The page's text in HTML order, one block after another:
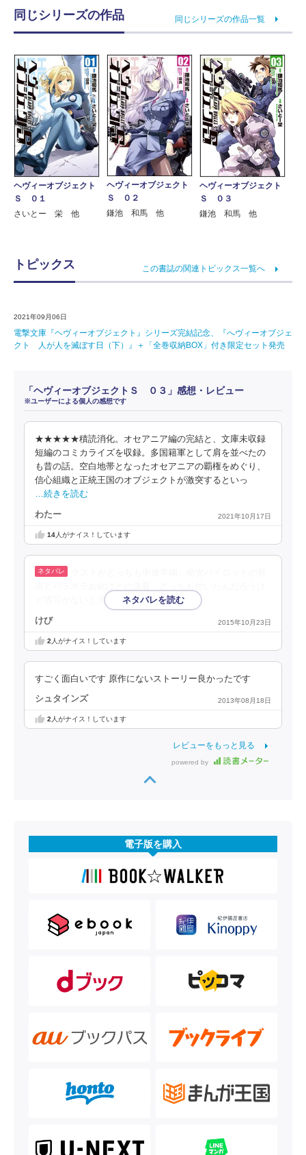
同じシリーズの作品 同じシリーズの作品一覧
ヘヴィーオブジェクト
Ｓ ０１
さいとー 栄 他
ヘヴィーオブジェクト
Ｓ ０２
鎌池 和馬 他
ヘヴィーオブジェクト
Ｓ ０３
鎌池 和馬 他
トピックス この書誌の関連トピックス一覧へ
2021年09月06日
電撃文庫『ヘヴィーオブジェクト』シリーズ完結記念、『へヴィーオブジェ
クト 人が人を滅ぼす日（下）』＋「全巻収納BOX」付き限定セット発売
「ヘヴィーオブジェクトＳ ０３」感想・レビュー
※ユーザーによる個人の感想です
★★★★★積読消化。オセアニア編の完結と、文庫未収録
短編のコミカライズを収録。多国籍軍として肩を並べたの
も昔の話。空白地帯となったオセアニアの覇権をめぐり、
信心組織と正統王国のオブジェクトが激突するといっ
…続きを読む
わたー 2021年10月17日
14人がナイス！しています
ど描写がないと消化不良。
けび 2015年10月23日
2 人がナイス！しています
すごく面白いです 原作にないストーリー良かったです
シュタインズ 2013年08月18日
2 人がナイス！しています
レビューをもっと見る
powered by
電子版を購入